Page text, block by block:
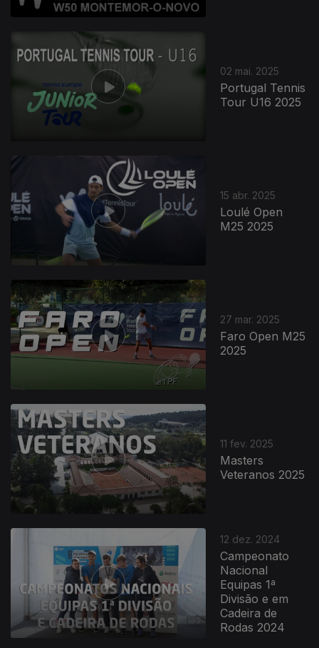
02 mai. 2025
Portugal Tennis
Tour U16 2025
15 abr. 2025
Loulé Open
M25 2025
27 mar. 2025
Faro Open M25
2025
11 fev. 2025
Masters
Veteranos 2025
12 dez. 2024
Campeonato
Nacional
Equipas 1ª
Divisão e em
Cadeira de
Rodas 2024